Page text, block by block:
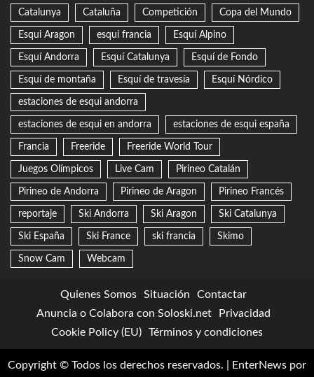
Catalunya Cataluña Competición Copa del Mundo
Esqui Aragon esqui francia Esquí Alpino
Esquí Andorra Esquí Catalunya Esquí de Fondo
Esquí de montaña Esquí de travesía Esquí Nórdico
estaciones de esqui andorra
estaciones de esqui en andorra estaciones de esqui españa
Francia Freeride Freeride World Tour
Juegos Olímpicos Live Cam Pirineo Catalán
Pirineo de Andorra Pirineo de Aragon Pirineo Francés
reportaje Ski Andorra Ski Aragon Ski Catalunya
Ski España Ski France ski francia Skimo
Snow Cam Webcam
Quienes Somos Situación
Contactar
Anuncia o Colabora con Soloski.net
Privacidad
Cookie Policy (EU)
Términos y condiciones
Copyright © Todos los derechos reservados. EnterNews por